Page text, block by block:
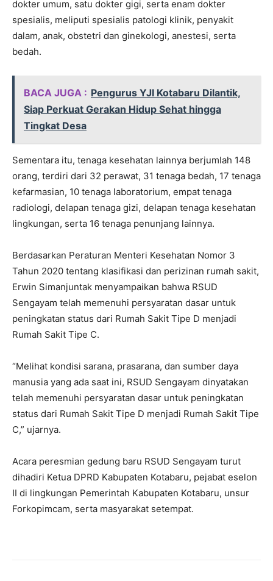
dokter umum, satu dokter gigi, serta enam dokter
spesialis, meliputi spesialis patologi klinik, penyakit
dalam, anak, obstetri dan ginekologi, anestesi, serta
bedah.
BACA JUGA : Pengurus YJI Kotabaru Dilantik,
Siap Perkuat Gerakan Hidup Sehat hingga
Tingkat Desa
Sementara itu, tenaga kesehatan lainnya berjumlah 148
orang, terdiri dari 32 perawat, 31 tenaga bedah, 17 tenaga
kefarmasian, 10 tenaga laboratorium, empat tenaga
radiologi, delapan tenaga gizi, delapan tenaga kesehatan
lingkungan, serta 16 tenaga penunjang lainnya.
Berdasarkan Peraturan Menteri Kesehatan Nomor 3
Tahun 2020 tentang klasifikasi dan perizinan rumah sakit,
Erwin Simanjuntak menyampaikan bahwa RSUD
Sengayam telah memenuhi persyaratan dasar untuk
peningkatan status dari Rumah Sakit Tipe D menjadi
Rumah Sakit Tipe C.
“Melihat kondisi sarana, prasarana, dan sumber daya
manusia yang ada saat ini, RSUD Sengayam dinyatakan
telah memenuhi persyaratan dasar untuk peningkatan
status dari Rumah Sakit Tipe D menjadi Rumah Sakit Tipe
C,” ujarnya.
Acara peresmian gedung baru RSUD Sengayam turut
dihadiri Ketua DPRD Kabupaten Kotabaru, pejabat eselon
II di lingkungan Pemerintah Kabupaten Kotabaru, unsur
Forkopimcam, serta masyarakat setempat.